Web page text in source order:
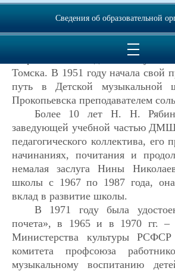
Рябинина Нина
декабря 1927 года в г.
окончила вокальное
музыкального училища. Позднее
теоретическом отделении
Томска. В 1951 году начала свой
путь в Детской
Прокопьевска преподавателем
Более 10 лет Н. Н.
заведующей учебной частью
педагогического коллектива, его
начинаниях, почитания и
немалая заслуга Нины Никола
школы с 1967 по 1987 года,
вклад в развитие школы.
В 1971 году была
почета», в 1965 и в 1970 гг. –
Министерства культуры
комитета профсоюза
музыкальному воспитанию
Сведения об образовательной